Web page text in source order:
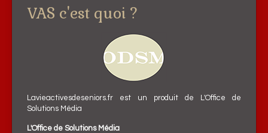
VAS c'est quoi ?
Lavieactivesdeseniors.fr est un produit de L'Office de
Solutions Média
L'Office de Solutions Média